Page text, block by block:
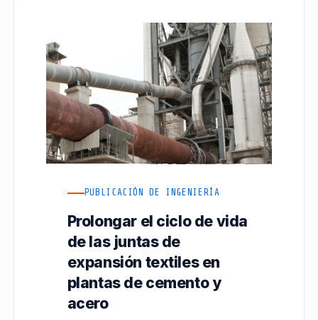
PUBLICACIÓN DE INGENIERÍA
Prolongar el ciclo de vida
de las juntas de
expansión textiles en
plantas de cemento y
acero